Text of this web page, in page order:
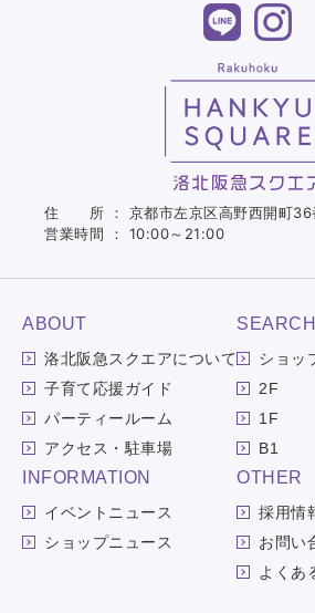
住 所 ： 京都市左京区高野西開町36
営業時間 ： 10:00～21:00
ABOUT
洛北阪急スクエアについて
子育て応援ガイド
パーティールーム
アクセス・駐車場
SEARCH
ショッ
2F
1F
B1
INFORMATION
イベントニュース
ショップニュース
OTHER
採用情
お問い
よくあ